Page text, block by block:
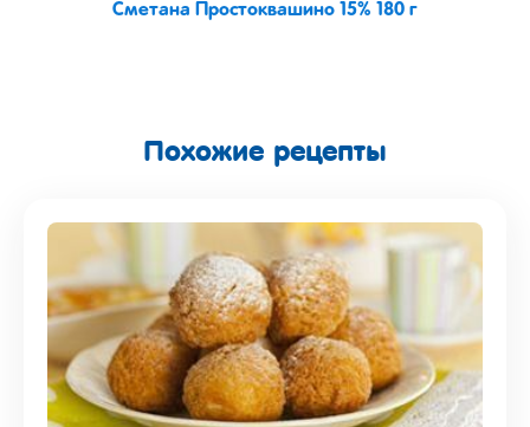
Сметана Простоквашино 15% 180 г
Похожие рецепты